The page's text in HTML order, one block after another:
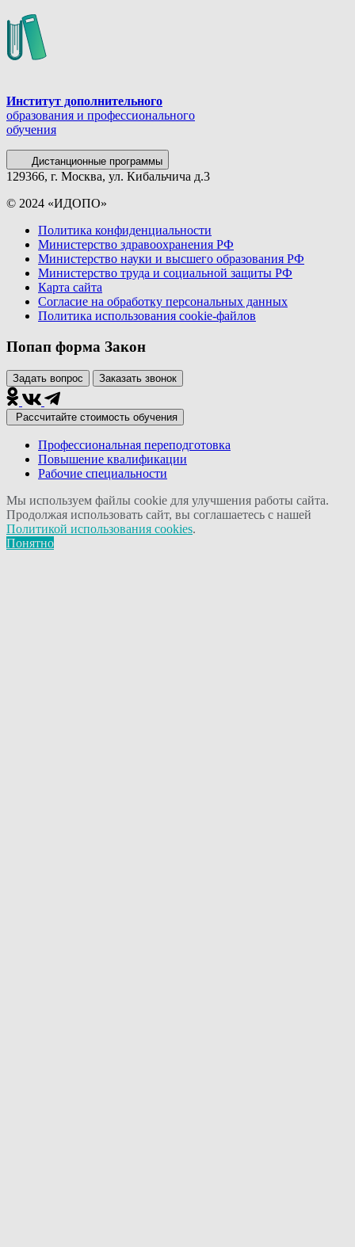
Институт дополнительного
образования и профессионального
обучения
Дистанционные программы
129366, г. Москва, ул. Кибальчича д.3
© 2024 «ИДОПО»
Политика конфиденциальности
Министерство здравоохранения РФ
Министерство науки и высшего образования РФ
Министерство труда и социальной защиты РФ
Карта сайта
Согласие на обработку персональных данных
Политика использования сookie-файлов
Попап форма Закон
Задать вопрос Заказать звонок
Рассчитайте стоимость обучения
Профессиональная переподготовка
Повышение квалификации
Рабочие специальности
Мы используем файлы cookie для улучшения работы сайта.
Продолжая использовать сайт, вы соглашаетесь с нашей
Политикой использования cookies.
Понятно